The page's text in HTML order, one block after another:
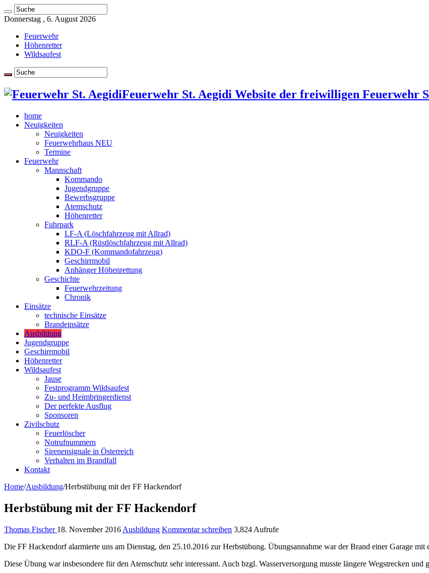
Donnerstag , 6. August 2026
Feuerwehr
Höhenretter
Wildsaufest
Feuerwehr St. Aegidi Website der freiwilligen Feuerwehr
home
Neuigkeiten
Neuigkeiten
Feuerwehrhaus NEU
Termine
Feuerwehr
Mannschaft
Kommando
Jugendgruppe
Bewerbsgruppe
Atemschutz
Höhenretter
Fuhrpark
LF-A (Löschfahrzeug mit Allrad)
RLF-A (Rüstlöschfahrzeug mit Allrad)
KDO-F (Kommandofahrzeug)
Geschirrmobil
Anhänger Höhenrettung
Geschichte
Feuerwehrzeitung
Chronik
Einsätze
technische Einsätze
Brandeinsätze
Ausbildung
Jugendgruppe
Geschirrmobil
Höhenretter
Wildsaufest
Jause
Festprogramm Wildsaufest
Zu- und Heimbringerdienst
Der perfekte Ausflug
Sponsoren
Zivilschutz
Feuerlöscher
Notrufnummern
Sirenensignale in Österreich
Verhalten im Brandfall
Kontakt
Home/Ausbildung/Herbstübung mit der FF Hackendorf
Herbstübung mit der FF Hackendorf
Thomas Fischer 18. November 2016 Ausbildung Kommentar schreiben 3,824 Aufrufe
Die FF Hackendorf alarmierte uns am Dienstag, den 25.10.2016 zur Herbstübung. Übungsannahme war der Brand einer Garage mit
Diese Übung war insbesondere für den Atemschutz sehr interessant. Auch bzgl. Wasserversorgung musste längere Wegstrecken und